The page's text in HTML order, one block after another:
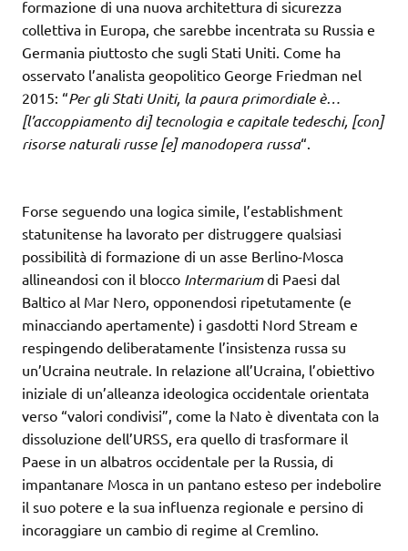
formazione di una nuova architettura di sicurezza
collettiva in Europa, che sarebbe incentrata su Russia e
Germania piuttosto che sugli Stati Uniti. Come ha
osservato l’analista geopolitico George Friedman nel
2015: “Per gli Stati Uniti, la paura primordiale è…
[l’accoppiamento di] tecnologia e capitale tedeschi, [con]
risorse naturali russe [e] manodopera russa“.
Forse seguendo una logica simile, l’establishment
statunitense ha lavorato per distruggere qualsiasi
possibilità di formazione di un asse Berlino-Mosca
allineandosi con il blocco Intermariumdi Paesi dal
Baltico al Mar Nero, opponendosi ripetutamente (e
minacciando apertamente) i gasdotti Nord Stream e
respingendo deliberatamente l’insistenza russa su
un’Ucraina neutrale. In relazione all’Ucraina, l’obiettivo
iniziale di un’alleanza ideologica occidentale orientata
verso “valori condivisi”, come la Nato è diventata con la
dissoluzione dell’URSS, era quello di trasformare il
Paese in un albatros occidentale per la Russia, di
impantanare Mosca in un pantano esteso per indebolire
il suo potere e la sua influenza regionale e persino di
incoraggiare un cambio di regime al Cremlino.